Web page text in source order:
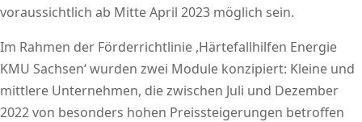
voraussichtlich ab Mitte April 2023 möglich sein.
Im Rahmen der Förderrichtlinie ,Härtefallhilfen Energie
KMU Sachsen‘ wurden zwei Module konzipiert: Kleine und
mittlere Unternehmen, die zwischen Juli und Dezember
2022 von besonders hohen Preissteigerungen betroffen